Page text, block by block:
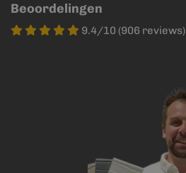
Beoordelingen
9.4/10 (906 reviews)